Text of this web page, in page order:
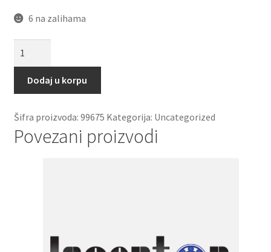
6 na zalihama
z=40
količina
Dodaj u korpu
Šifra proizvoda: 99675 Kategorija: Uncategorized
Povezani proizvodi